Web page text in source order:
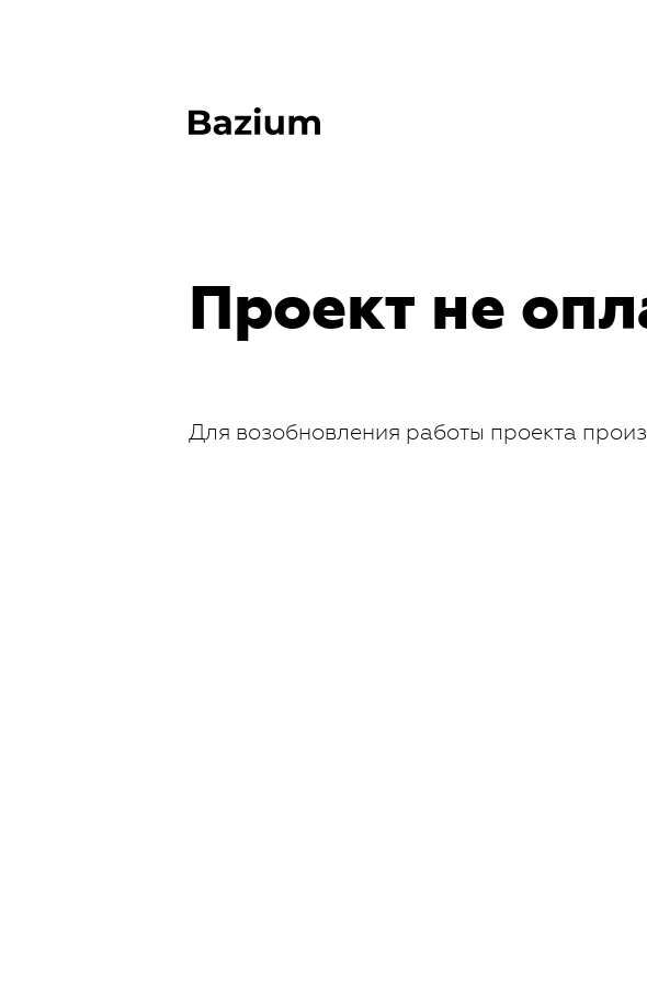
Проект не
Для возобновления работы проекта